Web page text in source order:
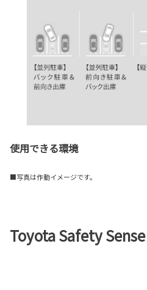
使用できる環境
■写真は作動イメージです。
Toyota Safety Sense